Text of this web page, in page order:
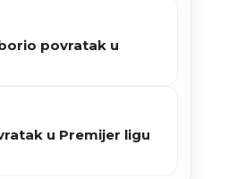
povratak u
u Premijer ligu